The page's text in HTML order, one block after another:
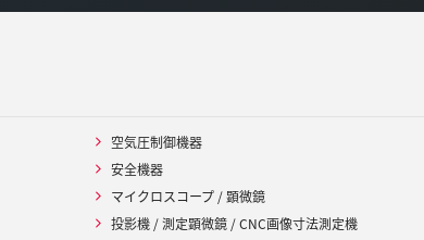
空気圧制御機器
安全機器
マイクロスコープ / 顕微鏡
投影機 / 測定顕微鏡 / CNC画像寸法測定機